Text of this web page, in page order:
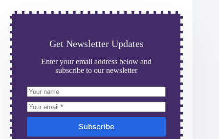
Get Newsletter Updates
Enter your email address below and
subscribe to our newsletter
Subscribe